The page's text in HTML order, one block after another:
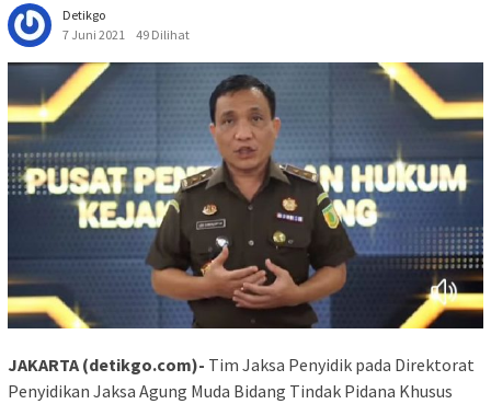
Detikgo
7 Juni 2021
49 Dilihat
JAKARTA (detikgo.com)- Tim Jaksa Penyidik pada Direktorat
Penyidikan Jaksa Agung Muda Bidang Tindak Pidana Khusus